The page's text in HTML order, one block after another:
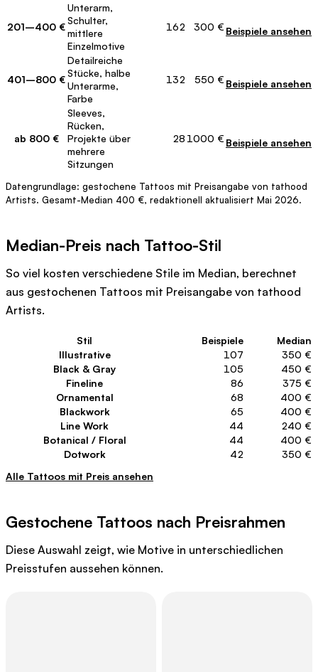
201–400 €
Unterarm,
Schulter,
mittlere
Einzelmotive
162 300 € Beispiele ansehen
401–800 €
Detailreiche
Stücke, halbe
Unterarme,
Farbe
132 550 € Beispiele ansehen
ab 800 €
Sleeves,
Rücken,
Projekte über
mehrere
Sitzungen
28 1000 € Beispiele ansehen
Datengrundlage: gestochene Tattoos mit Preisangabe von tathood
Artists. Gesamt-Median 400 €, redaktionell aktualisiert Mai 2026.
Median-Preis nach Tattoo-Stil
So viel kosten verschiedene Stile im Median, berechnet
aus gestochenen Tattoos mit Preisangabe von tathood
Artists.
Stil Beispiele
Median
Illustrative
107
350 €
Black & Gray
105
450 €
Fineline
86
375 €
Ornamental
68
400 €
Blackwork
65
400 €
Line Work
44
240 €
Botanical / Floral
44
400 €
Dotwork
42
350 €
Alle Tattoos mit Preis ansehen
Gestochene Tattoos nach Preisrahmen
Diese Auswahl zeigt, wie Motive in unterschiedlichen
Preisstufen aussehen können.